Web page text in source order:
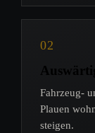
02
Fahrzeug-
Plauen
steigen.